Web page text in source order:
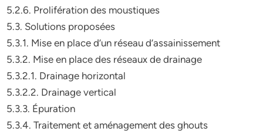
5.2.6. Prolifération des moustiques
5.3. Solutions proposées
5.3.1. Mise en place d’un réseau d’assainissement
5.3.2. Mise en place des réseaux de drainage
5.3.2.1. Drainage horizontal
5.3.2.2. Drainage vertical
5.3.3. Épuration
5.3.4. Traitement et aménagement des ghouts